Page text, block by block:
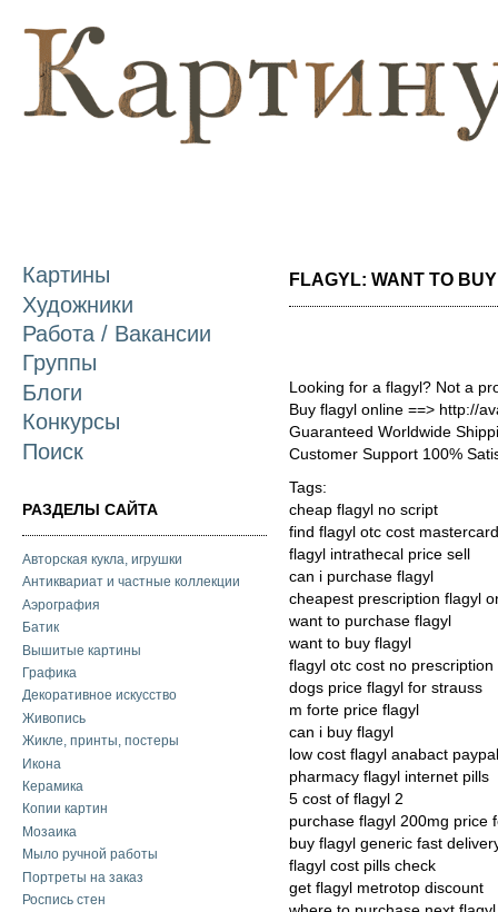
Картины
Художники
Работа / Вакансии
Группы
Блоги
Конкурсы
Поиск
РАЗДЕЛЫ САЙТА
Авторская кукла, игрушки
Антиквариат и частные коллекции
Аэрография
Батик
Вышитые картины
Графика
Декоративное искусство
Живопись
Жикле, принты, постеры
Икона
Керамика
Копии картин
Мозаика
Мыло ручной работы
Портреты на заказ
Роспись стен
FLAGYL: WANT TO
Looking for a flagyl? Not a
Buy flagyl online ==> http://
Guaranteed Worldwide
Customer Support 100%
Tags:
cheap flagyl no script
find flagyl otc cost mastercard
flagyl intrathecal price sell
can i purchase flagyl
cheapest prescription flagyl
want to purchase flagyl
want to buy flagyl
flagyl otc cost no prescription
dogs price flagyl for strauss
m forte price flagyl
can i buy flagyl
low cost flagyl anabact paypal
pharmacy flagyl internet pills
5 cost of flagyl 2
purchase flagyl 200mg price
buy flagyl generic fast
flagyl cost pills check
get flagyl metrotop discount